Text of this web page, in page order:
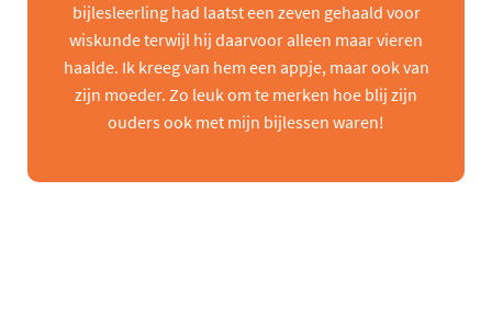
bijlesleerling had laatst een zeven gehaald voor
wiskunde terwijl hij daarvoor alleen maar vieren
haalde. Ik kreeg van hem een appje, maar ook van
zijn moeder. Zo leuk om te merken hoe blij zijn
ouders ook met mijn bijlessen waren!